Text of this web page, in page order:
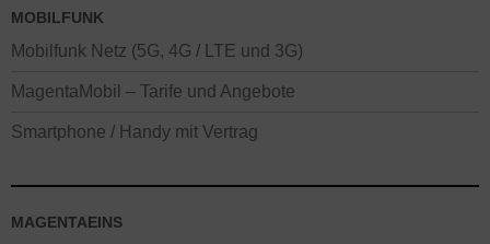
MOBILFUNK
Mobilfunk Netz (5G, 4G / LTE und 3G)
MagentaMobil – Tarife und Angebote
Smartphone / Handy mit Vertrag
MAGENTAEINS